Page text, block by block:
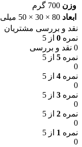
وزن 700 گرم
ابعاد 80 × 30 × 50 میلی‌متر
نقد و بررسی مشتریان
نمره 0 از 5
0 نقد و بررسی
نمره 5 از 5
0
نمره 4 از 5
0
نمره 3 از 5
0
نمره 2 از 5
0
نمره 1 از 5
0